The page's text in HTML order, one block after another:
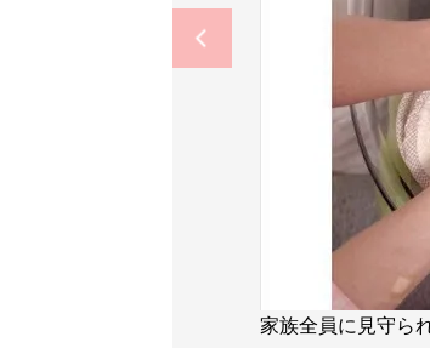
家族全員に見守ら